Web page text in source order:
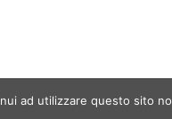
e Codice Fiscale:
ad utilizzare questo sito